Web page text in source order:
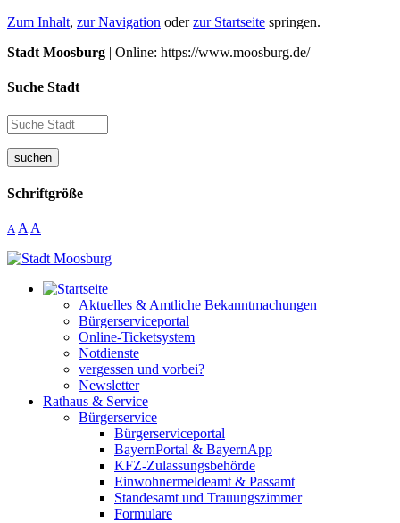
Zum Inhalt, zur Navigation oderzur Startseite springen.
Stadt Moosburg | Online: https://www.moosburg.de/
Suche Stadt
suchen
Schriftgröße
A A A
Aktuelles & Amtliche Bekanntmachungen
Bürgerserviceportal
Online-Ticketsystem
Notdienste
vergessen und vorbei?
Newsletter
Rathaus & Service
Bürgerservice
Bürgerserviceportal
BayernPortal & BayernApp
KFZ-Zulassungsbehörde
Einwohnermeldeamt & Passamt
Standesamt und Trauungszimmer
Formulare